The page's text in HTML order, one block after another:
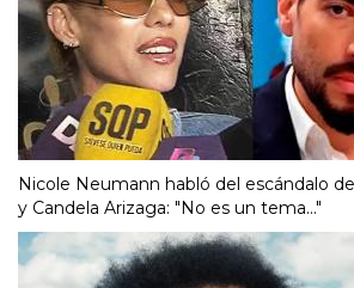
Nicole Neumann habló del escándalo
y Candela Arizaga: "No es un tema..."